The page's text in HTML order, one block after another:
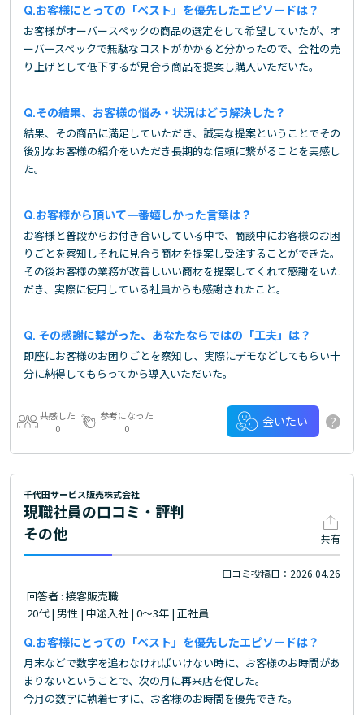
お客様にとっての「ベスト」を優先したエピソードは？
お客様がオーバースペックの商品の選定をして希望していたが、オ
ーバースペックで無駄なコストがかかると分かったので、会社の売
り上げとして低下するが見合う商品を提案し購入いただいた。
その結果、お客様の悩み・状況はどう解決した？
結果、その商品に満足していただき、誠実な提案ということでその
後別なお客様の紹介をいただき長期的な信頼に繋がることを実感し
た。
お客様から頂いて一番嬉しかった言葉は？
お客様と普段からお付き合いしている中で、商談中にお客様のお困
りごとを察知しそれに見合う商材を提案し受注することができた。
その後お客様の業務が改善しいい商材を提案してくれて感謝をいた
だき、実際に使用している社員からも感謝されたこと。
その感謝に繋がった、あなたならではの「工夫」は？
即座にお客様のお困りごとを察知し、実際にデモなどしてもらい十
分に納得してもらってから導入いただいた。
共感した
0
参考になった
0
会いたい ?
千代田サービス販売株式会社
現職社員の口コミ・評判
その他
共有
口コミ投稿日：2026.04.26
回答者 : 接客販売職
20代 | 男性 | 中途入社 | 0～3年 | 正社員
お客様にとっての「ベスト」を優先したエピソードは？
月末などで数字を追わなければいけない時に、お客様のお時間があ
まりないということで、次の月に再来店を促した。
今月の数字に執着せずに、お客様のお時間を優先できた。